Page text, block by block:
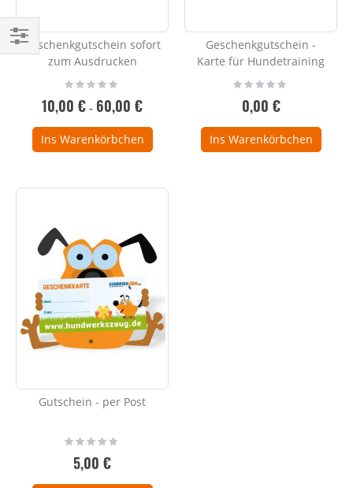
Geschenkgutschein sofort
zum Ausdrucken
Rating:
0%
10,00 € - 60,00 €
Ins Warenkörbchen
Geschenkgutschein -
Karte für Hundetraining
Rating:
0%
0,00 €
Ins Warenkörbchen
Gutschein - per Post
Rating:
5,00 €
Einkaufsoptionen